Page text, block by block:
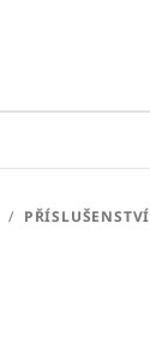
/ PŘÍSLUŠENSTVÍ